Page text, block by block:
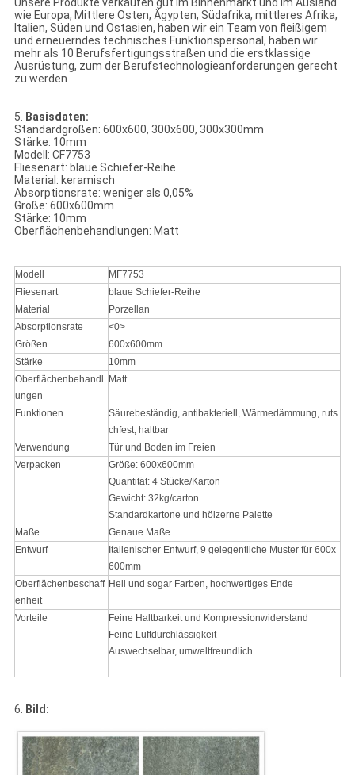
Unsere Produkte verkaufen gut im Binnenmarkt und im Ausland
wie Europa, Mittlere Osten, Ägypten, Südafrika, mittleres Afrika,
Italien, Süden und Ostasien, haben wir ein Team von fleißigem
und erneuerndes technisches Funktionspersonal, haben wir
mehr als 10 Berufsfertigungsstraßen und die erstklassige
Ausrüstung, zum der Berufstechnologieanforderungen gerecht
zu werden
5. Basisdaten:
Standardgrößen: 600x600, 300x600, 300x300mm
Stärke: 10mm
Modell: CF7753
Fliesenart: blaue Schiefer-Reihe
Material: keramisch
Absorptionsrate: weniger als 0,05%
Größe: 600x600mm
Stärke: 10mm
Oberflächenbehandlungen: Matt
Modell
MF7753
Fliesenart
blaue Schiefer-Reihe
Material
Porzellan
Absorptionsrate
<0>
Größen
600x600mm
Stärke
10mm
Oberflächenbehandl
ungen
Matt
Funktionen
Säurebeständig, antibakteriell, Wärmedämmung, ruts
chfest, haltbar
Verwendung
Tür und Boden im Freien
Verpacken
Größe: 600x600mm
Quantität: 4 Stücke/Karton
Gewicht: 32kg/carton
Standardkartone und hölzerne Palette
Maße
Genaue Maße
Entwurf
Italienischer Entwurf, 9 gelegentliche Muster für 600x
600mm
Oberflächenbeschaff
enheit
Hell und sogar Farben, hochwertiges Ende
Vorteile
Feine Haltbarkeit und Kompressionwiderstand
Feine Luftdurchlässigkeit
Auswechselbar, umweltfreundlich
6. Bild: